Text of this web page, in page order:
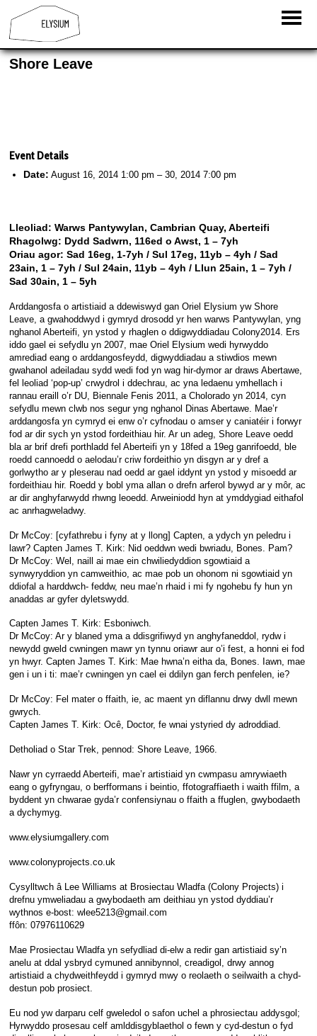
Shore Leave
Event Details
Date: August 16, 2014 1:00 pm –30, 2014 7:00 pm
Lleoliad: Warws Pantywylan, Cambrian Quay, Aberteifi
Rhagolwg: Dydd Sadwrn, 116ed o Awst, 1 – 7yh
Oriau agor: Sad 16eg, 1-7yh / Sul 17eg, 11yb – 4yh / Sad
23ain, 1 – 7yh / Sul 24ain, 11yb – 4yh / Llun 25ain, 1 – 7yh /
Sad 30ain, 1 – 5yh
Arddangosfa o artistiaid a ddewiswyd gan Oriel Elysium yw Shore
Leave, a gwahoddwyd i gymryd drosodd yr hen warws Pantywylan, yng
nghanol Aberteifi, yn ystod y rhaglen o ddigwyddiadau Colony2014. Ers
iddo gael ei sefydlu yn 2007, mae Oriel Elysium wedi hyrwyddo
amrediad eang o arddangosfeydd, digwyddiadau a stiwdios mewn
gwahanol adeiladau sydd wedi fod yn wag hir-dymor ar draws Abertawe,
fel leoliad ‘pop-up’ crwydrol i ddechrau, ac yna ledaenu ymhellach i
rannau eraill o’r DU, Biennale Fenis 2011, a Cholorado yn 2014, cyn
sefydlu mewn clwb nos segur yng nghanol Dinas Abertawe. Mae’r
arddangosfa yn cymryd ei enw o’r cyfnodau o amser y caniatéir i forwyr
fod ar dir sych yn ystod fordeithiau hir. Ar un adeg, Shore Leave oedd
bla ar brif drefi porthladd fel Aberteifi yn y 18fed a 19eg ganrifoedd, ble
roedd cannoedd o aelodau’r criw fordeithio yn disgyn ar y dref a
gorlwytho ar y pleserau nad oedd ar gael iddynt yn ystod y misoedd ar
fordeithiau hir. Roedd y bobl yma allan o drefn arferol bywyd ar y môr, ac
ar dir anghyfarwydd rhwng leoedd. Arweiniodd hyn at ymddygiad eithafol
ac anrhagweladwy.
Dr McCoy: [cyfathrebu i fyny at y llong] Capten, a ydych yn peledru i
lawr? Capten James T. Kirk: Nid oeddwn wedi bwriadu, Bones. Pam?
Dr McCoy: Wel, naill ai mae ein chwiliedyddion sgowtiaid a
synwyryddion yn camweithio, ac mae pob un ohonom ni sgowtiaid yn
ddiofal a harddwch- feddw, neu mae’n rhaid i mi fy ngohebu fy hun yn
anaddas ar gyfer dyletswydd.
Capten James T. Kirk: Esboniwch.
Dr McCoy: Ar y blaned yma a ddisgrifiwyd yn anghyfaneddol, rydw i
newydd gweld cwningen mawr yn tynnu oriawr aur o’i fest, a honni ei fod
yn hwyr. Capten James T. Kirk: Mae hwna’n eitha da, Bones. Iawn, mae
gen i un i ti: mae’r cwningen yn cael ei ddilyn gan ferch penfelen, ie?
Dr McCoy: Fel mater o ffaith, ie, ac maent yn diflannu drwy dwll mewn
gwrych.
Capten James T. Kirk: Ocê, Doctor, fe wnai ystyried dy adroddiad.
Detholiad o Star Trek, pennod: Shore Leave, 1966.
Nawr yn cyrraedd Aberteifi, mae’r artistiaid yn cwmpasu amrywiaeth
eang o gyfryngau, o berfformans i beintio, ffotograffiaeth i waith ffilm, a
byddent yn chwarae gyda’r confensiynau o ffaith a ffuglen, gwybodaeth
a dychymyg.
www.elysiumgallery.com
www.colonyprojects.co.uk
Cysylltwch â Lee Williams at Brosiectau Wladfa (Colony Projects) i
drefnu ymweliadau a gwybodaeth am deithiau yn ystod dyddiau’r
wythnos e-bost: wlee5213@gmail.com
ffôn: 07976110629
Mae Prosiectau Wladfa yn sefydliad di-elw a redir gan artistiaid sy’n
anelu at ddal ysbryd cymuned annibynnol, creadigol, drwy annog
artistiaid a chydweithfeydd i gymryd mwy o reolaeth o seilwaith a chyd-
destun pob prosiect.
Eu nod yw darparu celf gweledol o safon uchel a phrosiectau addysgol;
Hyrwyddo prosesau celf amlddisgyblaethol o fewn y cyd-destun o fyd